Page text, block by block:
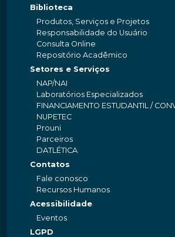
Biblioteca
Produtos, Serviços e Projetos
Responsabilidade do Usuário
Consulta Online
Repositório Acadêmico
Setores e Serviços
NAP/NAI
Laboratórios Especializados
FINANCIAMENTO ESTUDANTIL /
NUPETEC
Prouni
Parceiros
DATLÉTICA
Contatos
Fale conosco
Recursos Humanos
Acessibilidade
Eventos
LGPD